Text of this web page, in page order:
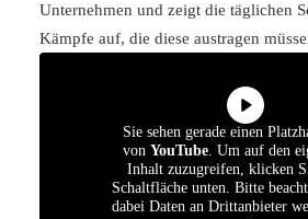
Unternehmen und zeigt die täglichen
Kämpfe auf, die diese austragen
Sie sehen gerade einen
von YouTube. Um auf den
Inhalt zuzugreifen, klicken
Schaltfläche unten. Bitte
dabei Daten an Drittanbieter